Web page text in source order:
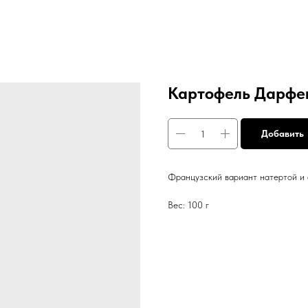
Картофель
Добавить
Французский вариант натертой
Вес: 100 г